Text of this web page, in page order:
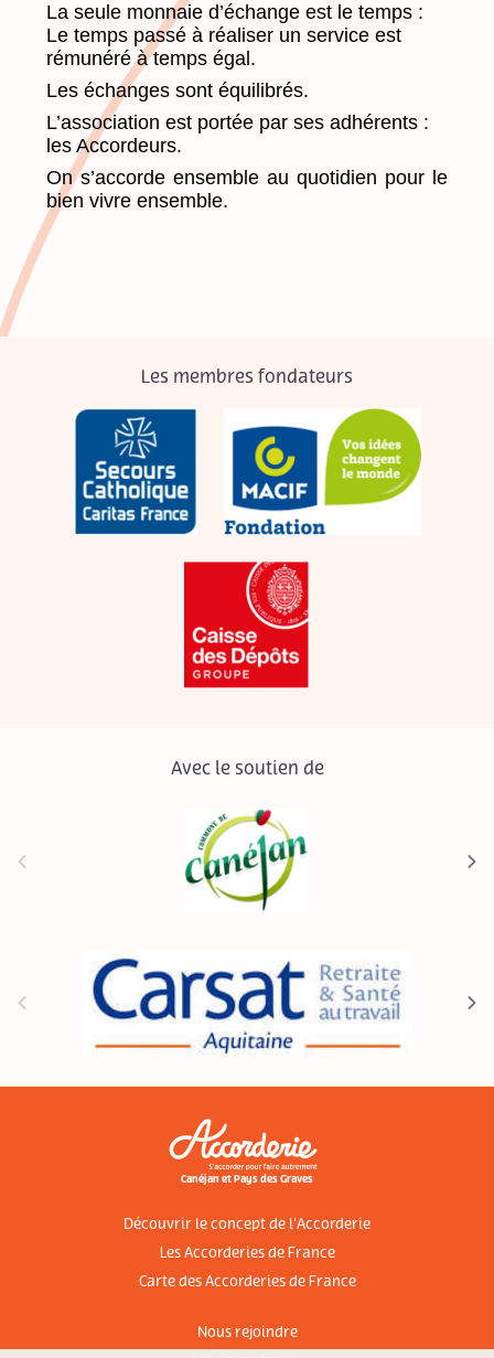
La seule monnaie d’échange est le temps :
Le temps passé à réaliser un service est
rémunéré à temps égal.
Les échanges sont équilibrés.
L’association est portée par ses adhérents :
les Accordeurs.
On s’accorde ensemble au quotidien pour le
bien vivre ensemble.
Les membres fondateurs
Avec le soutien de
Canéjan et Pays des Graves
Découvrir le concept de l'Accorderie
Les Accorderies de France
Carte des Accorderies de France
Nous rejoindre